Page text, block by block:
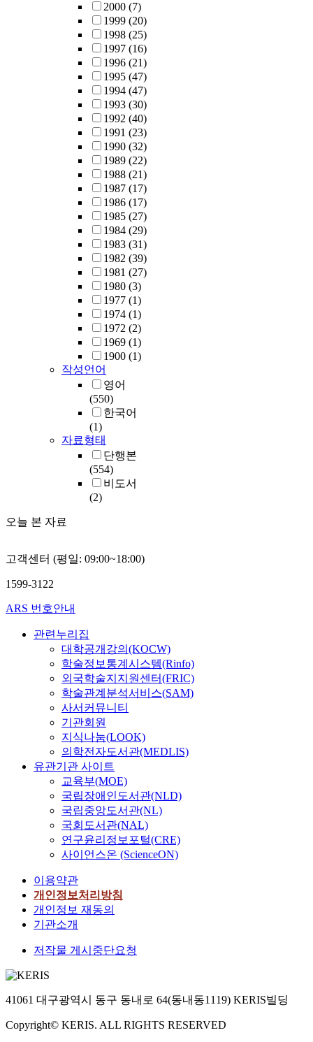
2000 (7)
1999 (20)
1998 (25)
1997 (16)
1996 (21)
1995 (47)
1994 (47)
1993 (30)
1992 (40)
1991 (23)
1990 (32)
1989 (22)
1988 (21)
1987 (17)
1986 (17)
1985 (27)
1984 (29)
1983 (31)
1982 (39)
1981 (27)
1980 (3)
1977 (1)
1974 (1)
1972 (2)
1969 (1)
1900 (1)
작성언어
영어
(550)
한국어
(1)
자료형태
단행본
(554)
비도서
(2)
오늘 본 자료
고객센터 (평일: 09:00~18:00)
1599-3122
ARS 번호안내
관련누리집
대학공개강의(KOCW)
학술정보통계시스템(Rinfo)
외국학술지지원센터(FRIC)
학술관계분석서비스(SAM)
사서커뮤니티
기관회원
지식나눔(LOOK)
의학전자도서관(MEDLIS)
유관기관 사이트
교육부(MOE)
국립장애인도서관(NLD)
국립중앙도서관(NL)
국회도서관(NAL)
연구윤리정보포털(CRE)
사이언스온 (ScienceON)
이용약관
개인정보처리방침
개인정보 재동의
기관소개
저작물 게시중단요청
41061 대구광역시 동구 동내로 64(동내동1119) KERIS빌딩
Copyright© KERIS. ALL RIGHTS RESERVED